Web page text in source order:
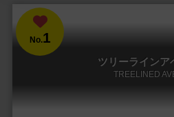
No.1
ツリーラインア
TREELINED